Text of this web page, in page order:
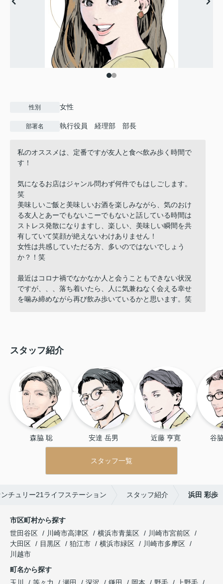
性別 女性
部署名 執行役員 経理部 部長
私のオススメは、定番ですが友人と食べ飲み歩く時間で
す！
気になるお店はジャンル問わず何件でもはしごします。
笑
美味しいご飯と美味しいお酒を楽しみながら、気のおけ
る友人とあーでもないこーでもないと話している時間は
ストレス発散になりますし、楽しい、美味しい瞬間を共
有していて笑顔が絶えないわけありません！
女性は共感していただる方、多いのではないでしょう
か？！笑
最近はコロナ禍でなかなか人と会うこともできない状況
ですが、、、落ち着いたら、人に気兼ねなく会える幸せ
を噛み締めながら再び飲み歩いているかと思います。笑
スタッフ紹介
森脇 聡 安達 岳男 近藤 亨寛 谷
スタッフ一覧
チュリー21ライフステーション スタッフ紹介 浜田 彩歩
市区町村から探す
世田谷区
川崎市高津区 横浜市青葉区
川崎市宮前区
大田区
目黒区 狛江市 横浜市緑区
川崎市多摩区
川越市
町名から探す